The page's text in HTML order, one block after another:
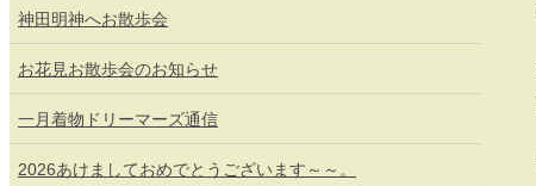
神田明神へお散歩会
お花見お散歩会のお知らせ
一月着物ドリーマーズ通信
2026あけましておめでとうございます～～。